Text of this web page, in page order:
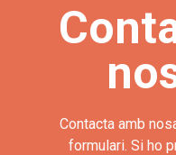
Contacta amb
formulari. Si ho